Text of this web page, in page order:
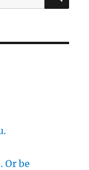
Or be